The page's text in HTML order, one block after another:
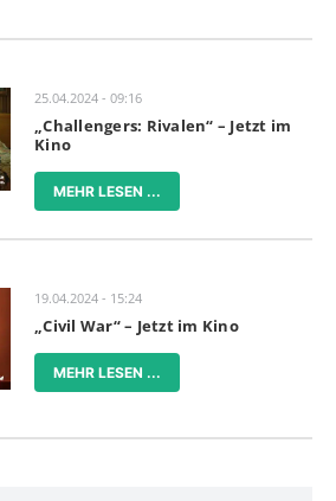
25.04.2024 - 09:16
„Challengers: Rivalen“ – Jetzt im
Kino
MEHR LESEN ...
19.04.2024 - 15:24
„Civil War“ – Jetzt im Kino
MEHR LESEN ...